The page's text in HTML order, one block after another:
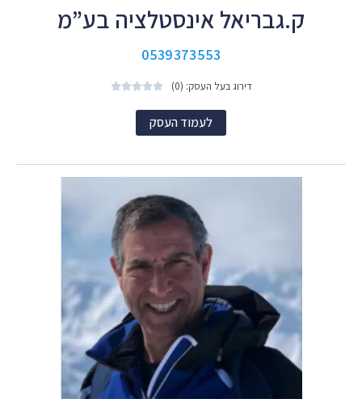
ק.גבריאל אינסטלציה בע”מ
0539373553
דירוג בעל העסק: (0) 




לעמוד העסק